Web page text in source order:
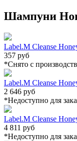
Шампуни
Label.M Cleanse
357 руб
*Cнято с
Label.M Cleanse
2 646 руб
*Недоступно для
Label.M Cleanse
4 811 руб
*Недоступно для